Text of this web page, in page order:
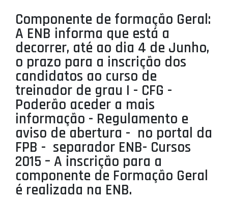
SELEÇÕES
MINIBASQUETE
ÁREA TÉCNICA
PROJETOS
LIGA BETCLIC MASCULINA
LIGA BETCLIC FEMININA
Componente de formação Geral:
A ENB informa que está a
decorrer, até ao dia 4 de Junho,
o prazo para a inscrição dos
candidatos ao curso de
treinador de grau I - CFG -
Poderão aceder a mais
informação - Regulamento e
aviso de abertura - no portal da
FPB - separador ENB- Cursos
2015 – A inscrição para a
componente de Formação Geral
é realizada na ENB.